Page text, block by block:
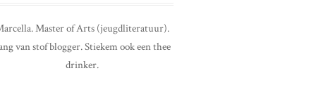
Master of Arts (jeugdliteratuur).
van stof blogger. Stiekem ook een thee
drinker.